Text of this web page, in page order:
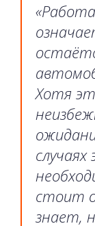
Хотя
стоит
знает,